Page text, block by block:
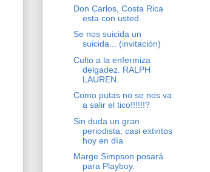
Don Carlos, Costa Rica
esta con usted.
Se nos suicida un
suicida... (invitación)
Culto a la enfermiza
delgadez. RALPH
LAUREN.
Como putas no se nos va
a salir el tico!!!!!!?
Sin duda un gran
periodista, casi extintos
hoy en día
Marge Simpson posará
para Playboy.